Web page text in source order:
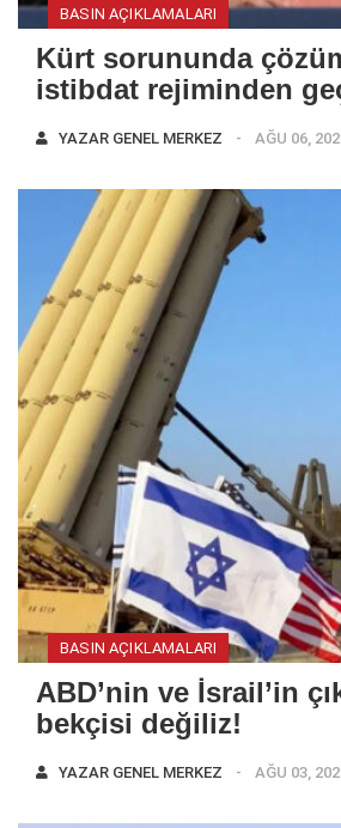
BASIN AÇIKLAMALARI
Kürt sorununda
istibdat rejiminden
YAZAR GENEL MERKEZ AĞU 06,
BASIN AÇIKLAMALARI
ABD’nin ve İsrail’in
bekçisi değiliz!
YAZAR GENEL MERKEZ AĞU 03,